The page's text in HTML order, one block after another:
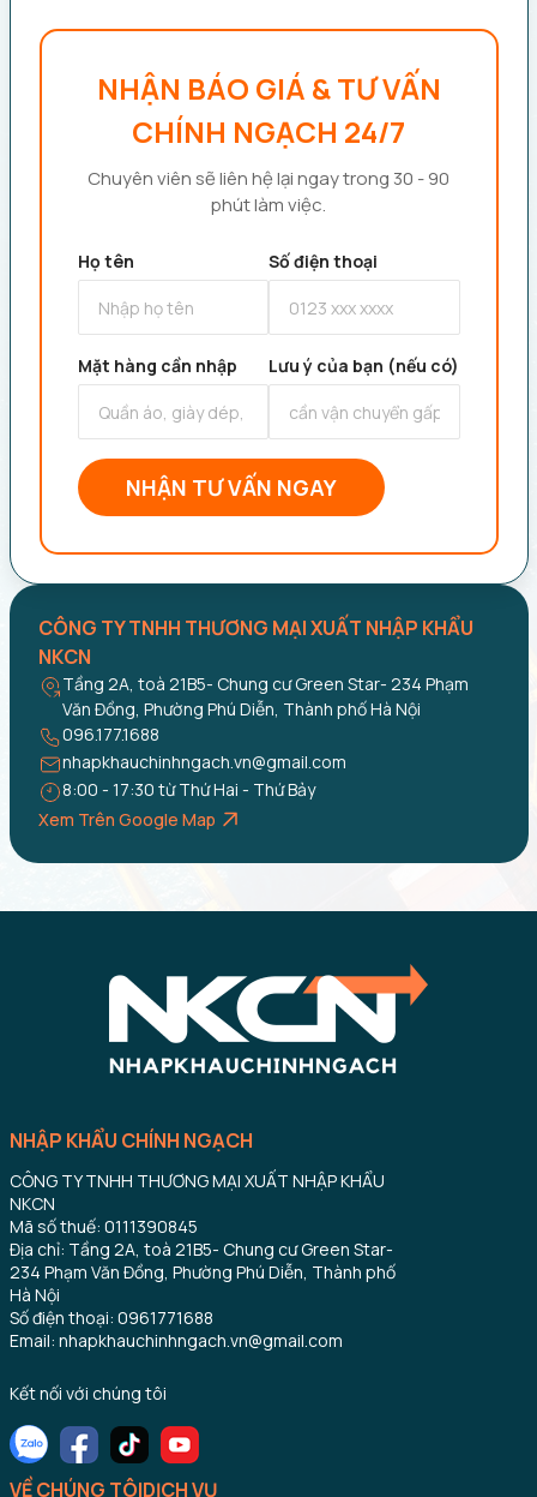
CÔNG TY TNHH THƯƠNG MẠI XUẤT NHẬP KHẨU
NKCN
Tầng 2A, toà 21B5- Chung cư Green Star- 234 Phạm
Văn Đồng, Phường Phú Diễn, Thành phố Hà Nội
096.177.1688
nhapkhauchinhngach.vn@gmail.com
8:00 - 17:30 từ Thứ Hai - Thứ Bảy
Xem Trên Google Map
NHẬN BÁO GIÁ & TƯ VẤN
CHÍNH NGẠCH 24/7
Chuyên viên sẽ liên hệ lại ngay trong 30 - 90
phút làm việc.
Họ tên Số điện thoại
Mặt hàng cần nhập Lưu ý của bạn (nếu có)
NHẬN TƯ VẤN NGAY
NHẬP KHẨU CHÍNH NGẠCH
CÔNG TY TNHH THƯƠNG MẠI XUẤT NHẬP KHẨU
NKCN
Mã số thuế: 0111390845
Địa chỉ: Tầng 2A, toà 21B5- Chung cư Green Star-
234 Phạm Văn Đồng, Phường Phú Diễn, Thành phố
Hà Nội
Số điện thoại: 0961771688
Email: nhapkhauchinhngach.vn@gmail.com
Kết nối với chúng tôi
VỀ CHÚNG TÔIDỊCH VỤ